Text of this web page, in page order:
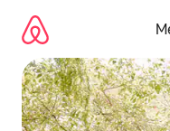
directement
contenu